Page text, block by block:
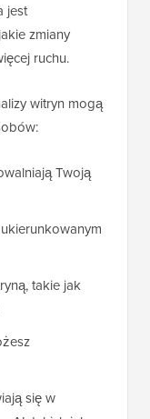
jest
zmiany
ruchu.
witryn mogą
Twoją
takie jak
się w